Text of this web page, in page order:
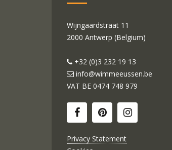
Wijngaardstraat 11
2000 Antwerp (Belgium)
+32 (0)3 232 19 13
info@wimmeeussen.be
VAT BE 0474 748 979
Privacy Statement